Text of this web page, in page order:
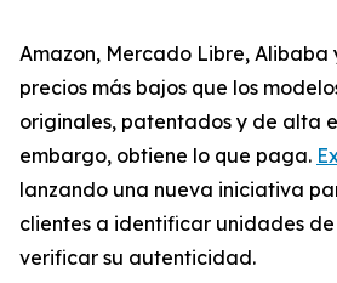
Amazon, Mercado Libre, Alibaba
precios más bajos que los
originales, patentados y de alta
embargo, obtiene lo que paga.
lanzando una nueva iniciativa
clientes a identificar unidades
verificar su autenticidad.